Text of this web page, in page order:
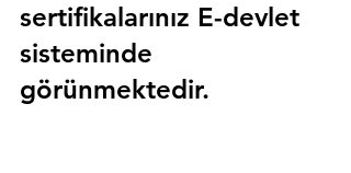
sertifikalarınız E-devlet
sisteminde
görünmektedir.